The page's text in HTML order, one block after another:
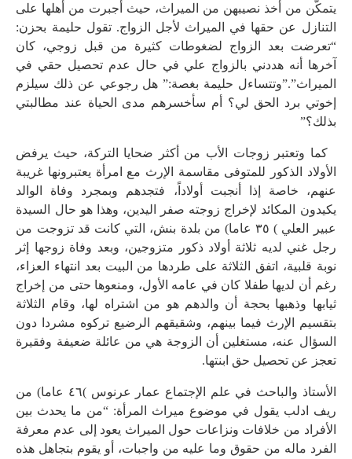
يتمكّن من أخذ نصيبهن من الميراث، حيث أجبرت من أهلها على
التنازل عن حقها في الميراث لأجل الزواج. تقول حليمة بحزن:
“تعرضت بعد الزواج لضغوطات كثيرة من قبل زوجي، كان
آخرها أنه هددني بالزواج علي في حال عدم تحصيل حقي في
الميراث”.”وتتساءل حليمة بغصة:” هل رجوعي عن ذلك سيلزم
إخوتي برد الحق لي؟ أم سأخسرهم مدى الحياة عند مطالبتي
بذلك؟”
كما وتعتبر زوجات الأب من أكثر ضحايا التركة، حيث يرفض
الأولاد الذكور للمتوفى مقاسمة الإرث مع امرأة يعتبرونها غريبة
عنهم، خاصة إذا أنجبت أولاداً، فتجدهم وبمجرد وفاة الوالد
يكيدون المكائد لإخراج زوجته صفر اليدين، وهذا هو حال السيدة
عبير العلي ) ٣٥ عاما) من بلدة بنش، التي كانت قد تزوجت من
رجل غني لديه ثلاثة أولاد ذكور متزوجين، وبعد وفاة زوجها إثر
نوبة قلبية، اتفق الثلاثة على طردها من البيت بعد انتهاء العزاء،
رغم أن لديها طفلا كان في عامه الأول، ومنعوها حتى من إخراج
ثيابها وذهبها بحجة أن والدهم هو من اشتراه لها، وقام الثلاثة
بتقسيم الإرث فيما بينهم، وشقيقهم الرضيع تركوه مشردا دون
السؤال عنه، مستغلين أن الزوجة هي من عائلة ضعيفة وفقيرة
تعجز عن تحصيل حق ابنتها.
الأستاذ والباحث في علم الإجتماع عمار عرنوس )٤٦ عاما) من
ريف ادلب يقول في موضوع ميراث المرأة: “من ما يحدث بين
الأفراد من خلافات ونزاعات حول الميراث يعود إلى عدم معرفة
الفرد ماله من حقوق وما عليه من واجبات، أو يقوم بتجاهل هذه